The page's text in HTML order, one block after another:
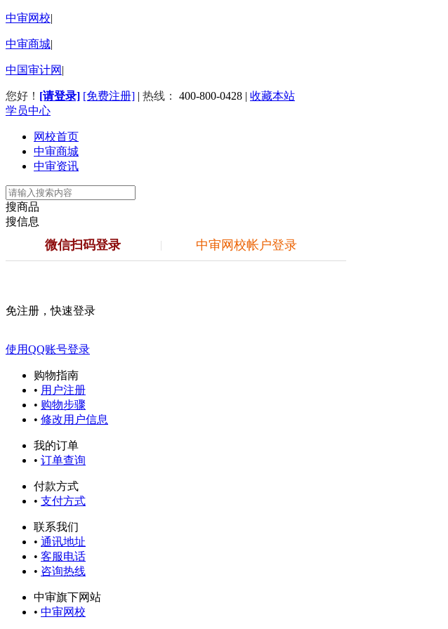
中审网校|
中审商城|
中国审计网 |
您好！ [请登录] [免费注册] | 热线： 400-800-0428 | 收藏本站
学员中心
网校首页
中审商城
中审资讯
搜商品
搜信息
微信扫码登录 | 中审网校帐户登录
免注册，快速登录
使用QQ账号登录
购物指南
• 用户注册
• 购物步骤
• 修改用户信息
我的订单
• 订单查询
付款方式
• 支付方式
联系我们
• 通讯地址
• 客服电话
• 咨询热线
中审旗下网站
• 中审网校